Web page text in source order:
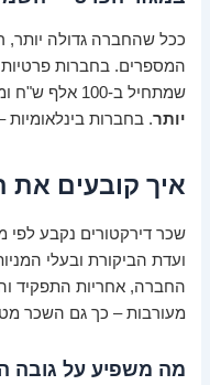
ככל שהחברה גדולה יותר,
המספרים. בחברות פרטיות
שמתחיל ב-100 אלף ש"ח ומגיע גם עד
יותר. בחברות בינלאומיות
איך קובעים את
שכר דירקטורים נקבע לפי
ועדת הביקורת ובעלי
החברה, אחריות התפקיד
מעורבות – כך גם השכר
מה משפיע על גובה